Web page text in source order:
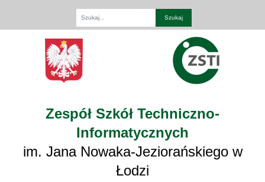
Zespół Szkół Techniczno-
Informatycznych
im. Jana Nowaka-Jeziorańskiego w
Łodzi